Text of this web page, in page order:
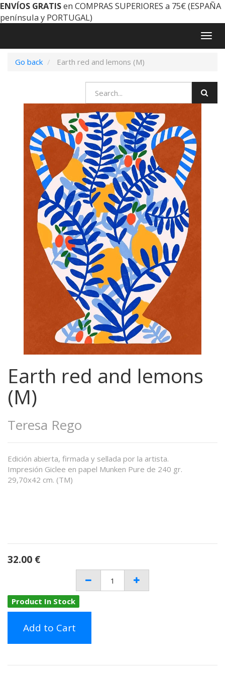
ENVÍOS GRATISen COMPRAS SUPERIORES a 75€ (ESPAÑA
península y PORTUGAL)
Go back
Earth red and lemons (M)
Earth red and lemons
(M)
Teresa Rego
Edición abierta, firmada y sellada por la artista.
Impresión Giclee en papel Munken Pure de 240 gr.
29,70x42 cm. (TM)
32.00 €
Product In Stock
Add to Cart